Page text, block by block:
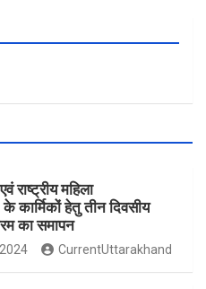
राष्ट्रीय महिला
कार्मिकों हेतु तीन दिवसीय
का समापन
CurrentUttarakhand